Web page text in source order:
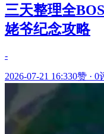
三天整理全
姥爷纪念攻略
-
2026-07-21 16:330赞 · 0